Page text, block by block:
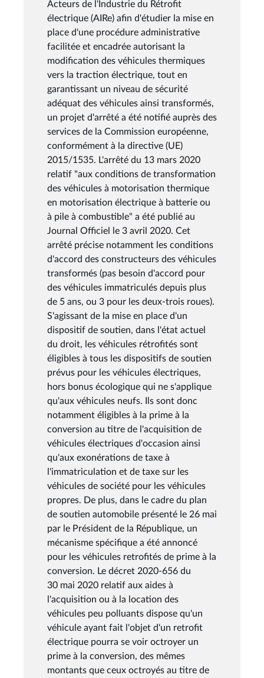
Acteurs de l'Industrie du Rétrofit
électrique (AIRe) afin d'étudier la mise en
place d'une procédure administrative
facilitée et encadrée autorisant la
modification des véhicules thermiques
vers la traction électrique, tout en
garantissant un niveau de sécurité
adéquat des véhicules ainsi transformés,
un projet d'arrêté a été notifié auprès des
services de la Commission européenne,
conformément à la directive (UE)
2015/1535. L'arrêté du 13 mars 2020
relatif "aux conditions de transformation
des véhicules à motorisation thermique
en motorisation électrique à batterie ou
à pile à combustible" a été publié au
Journal Officiel le 3 avril 2020. Cet
arrêté précise notamment les conditions
d'accord des constructeurs des véhicules
transformés (pas besoin d'accord pour
des véhicules immatriculés depuis plus
de 5 ans, ou 3 pour les deux-trois roues).
S'agissant de la mise en place d'un
dispositif de soutien, dans l'état actuel
du droit, les véhicules rétrofités sont
éligibles à tous les dispositifs de soutien
prévus pour les véhicules électriques,
hors bonus écologique qui ne s'applique
qu'aux véhicules neufs. Ils sont donc
notamment éligibles à la prime à la
conversion au titre de l'acquisition de
véhicules électriques d'occasion ainsi
qu'aux exonérations de taxe à
l'immatriculation et de taxe sur les
véhicules de société pour les véhicules
propres. De plus, dans le cadre du plan
de soutien automobile présenté le 26 mai
par le Président de la République, un
mécanisme spécifique a été annoncé
pour les véhicules retrofités de prime à la
conversion. Le décret 2020-656 du
30 mai 2020 relatif aux aides à
l'acquisition ou à la location des
véhicules peu polluants dispose qu'un
véhicule ayant fait l'objet d'un retrofit
électrique pourra se voir octroyer un
prime à la conversion, des mêmes
montants que ceux octroyés au titre de